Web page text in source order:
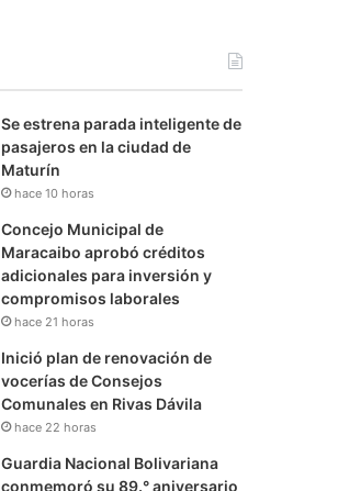
Se estrena parada inteligente de
pasajeros en la ciudad de
Maturín
hace 10 horas
Concejo Municipal de
Maracaibo aprobó créditos
adicionales para inversión y
compromisos laborales
hace 21 horas
Inició plan de renovación de
vocerías de Consejos
Comunales en Rivas Dávila
hace 22 horas
Guardia Nacional Bolivariana
conmemoró su 89.° aniversario